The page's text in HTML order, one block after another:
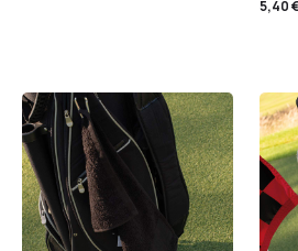
5,40